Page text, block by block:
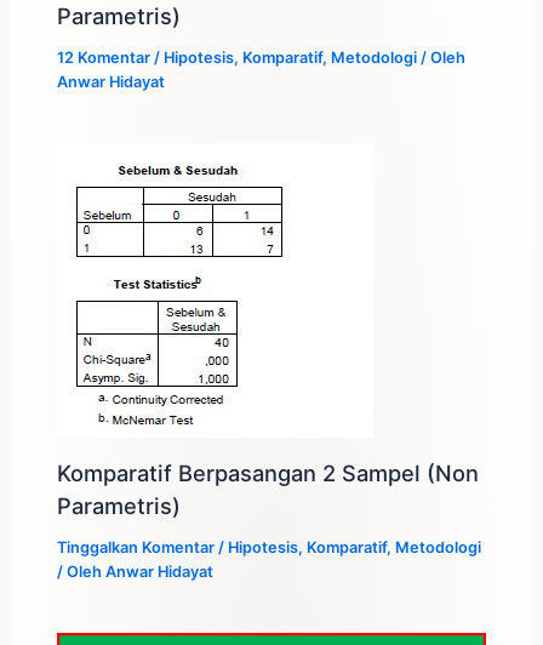
Parametris)
12 Komentar / Hipotesis, Komparatif, Metodologi / Oleh
Anwar Hidayat
Komparatif Berpasangan 2 Sampel (Non
Parametris)
Tinggalkan Komentar / Hipotesis, Komparatif, Metodologi
/ OlehAnwar Hidayat